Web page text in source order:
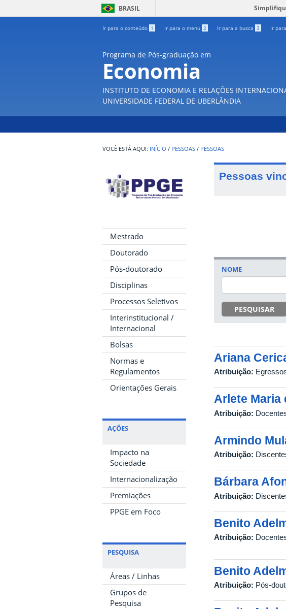
BRASIL
Ir para o conteúdo 1 Ir para o menu 2 Ir para a busca 3 Ir
Programa de Pós-graduação em
Economia
INSTITUTO DE ECONOMIA E RELAÇÕES
UNIVERSIDADE FEDERAL DE UBERLÂNDIA
INÍCIO / PESSOAS / PESSOAS
Mestrado
Doutorado
Pós-doutorado
Disciplinas
Processos Seletivos
Interinstitucional /
Internacional
Bolsas
Normas e
Regulamentos
Orientações Gerais
AÇÕES
Impacto na
Sociedade
Internacionalização
Premiações
PPGE em Foco
PESQUISA
Áreas / Linhas
Grupos de
Pesquisa
Pessoas
NOME
PESQUISAR
Ariana
Atribuição:
Arlete Maria
Atribuição:
Armindo
Atribuição:
Bárbara
Atribuição:
Benito
Atribuição:
Benito
Atribuição: Pós-